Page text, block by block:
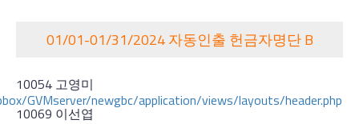
GVMserver/newgbc/application/views/layouts/header.php
01/01-01/31/2024 자동인출 헌금자명단 B
10054 고영미
10069 이선엽